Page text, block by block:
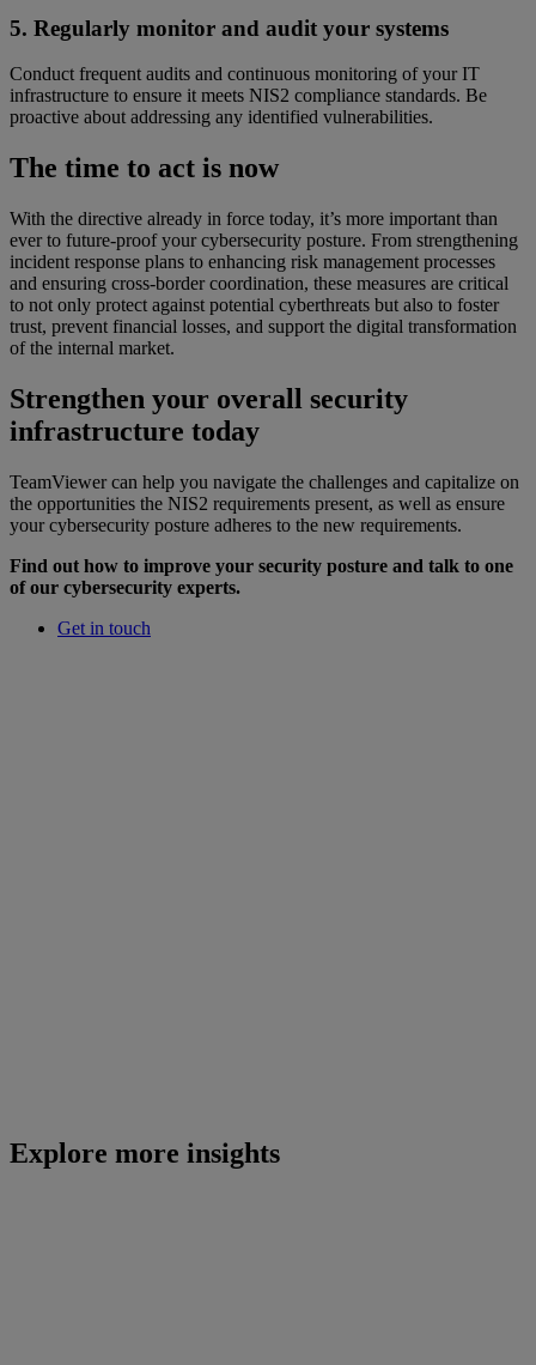
5. Regularly monitor and audit your systems
Conduct frequent audits and continuous monitoring of your IT
infrastructure to ensure it meets NIS2 compliance standards. Be
proactive about addressing any identified vulnerabilities.
The time to act is now
With the directive already in force today, it’s more important than
ever to future-proof your cybersecurity posture. From strengthening
incident response plans to enhancing risk management processes
and ensuring cross-border coordination, these measures are critical
to not only protect against potential cyberthreats but also to foster
trust, prevent financial losses, and support the digital transformation
of the internal market.
Strengthen your overall security
infrastructure today
TeamViewer can help you navigate the challenges and capitalize on
the opportunities the NIS2 requirements present, as well as ensure
your cybersecurity posture adheres to the new requirements.
Find out how to improve your security posture and talk to one
of our cybersecurity experts.
Get in touch
Explore more insights